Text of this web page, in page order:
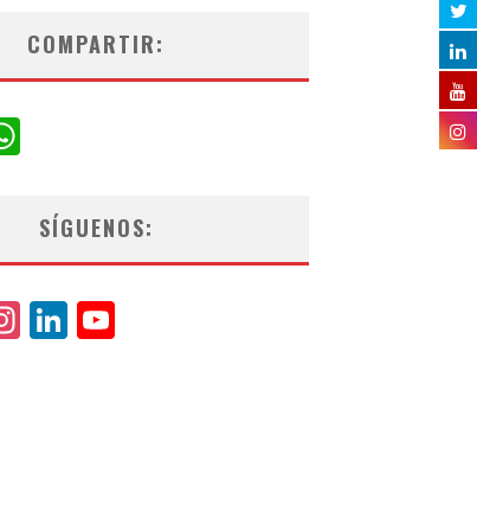
COMPARTIR:
SÍGUENOS:
Instagram
LinkedIn